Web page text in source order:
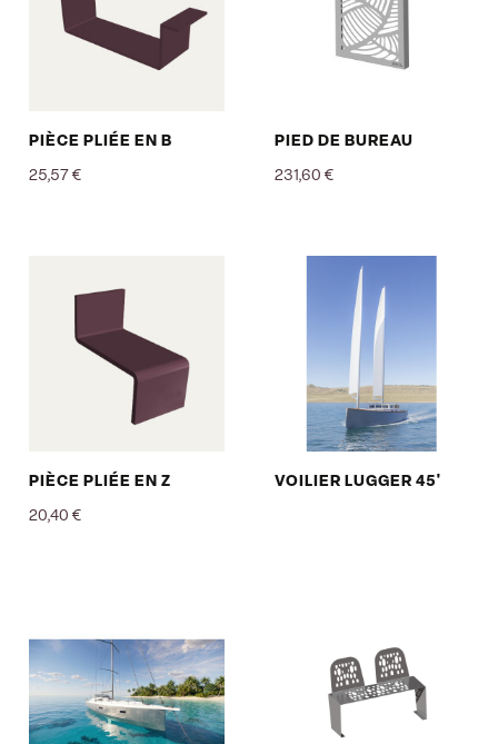
PIÈCE PLIÉE EN B
25,57 €
PIED DE BUREAU
231,60 €
PIÈCE PLIÉE EN Z
20,40 €
VOILIER LUGGER 45'